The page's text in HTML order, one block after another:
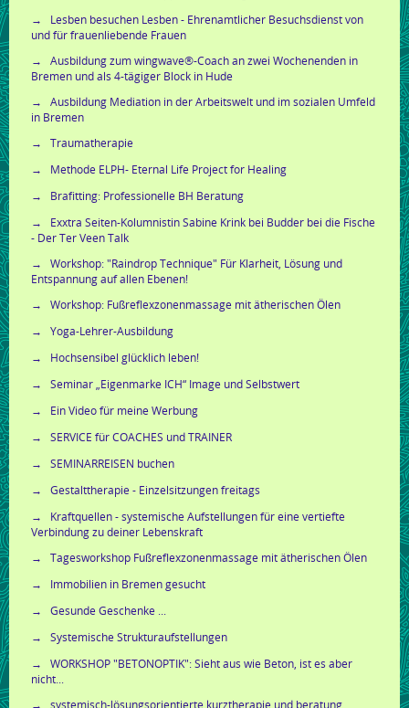
Lesben besuchen Lesben - Ehrenamtlicher Besuchsdienst von
und für frauenliebende Frauen
Ausbildung zum wingwave®-Coach an zwei Wochenenden in
Bremen und als 4-tägiger Block in Hude
Ausbildung Mediation in der Arbeitswelt und im sozialen Umfeld
in Bremen
Traumatherapie
Methode ELPH- Eternal Life Project for Healing
Brafitting: Professionelle BH Beratung
Exxtra Seiten-Kolumnistin Sabine Krink bei Budder bei die Fische
- Der Ter Veen Talk
Workshop: "Raindrop Technique" Für Klarheit, Lösung und
Entspannung auf allen Ebenen!
Workshop: Fußreflexzonenmassage mit ätherischen Ölen
Yoga-Lehrer-Ausbildung
Hochsensibel glücklich leben!
Seminar „Eigenmarke ICH“ Image und Selbstwert
Ein Video für meine Werbung
SERVICE für COACHES und TRAINER
SEMINARREISEN buchen
Gestalttherapie - Einzelsitzungen freitags
Kraftquellen - systemische Aufstellungen für eine vertiefte
Verbindung zu deiner Lebenskraft
Tagesworkshop Fußreflexzonenmassage mit ätherischen Ölen
Immobilien in Bremen gesucht
Gesunde Geschenke ...
Systemische Strukturaufstellungen
WORKSHOP "BETONOPTIK": Sieht aus wie Beton, ist es aber
nicht...
systemisch-lösungsorientierte kurztherapie und beratung